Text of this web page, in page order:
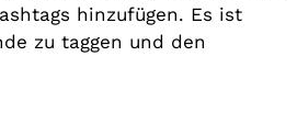
hinzufügen. Es ist
zu taggen und den